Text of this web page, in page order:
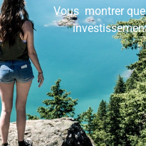
Vous montrer